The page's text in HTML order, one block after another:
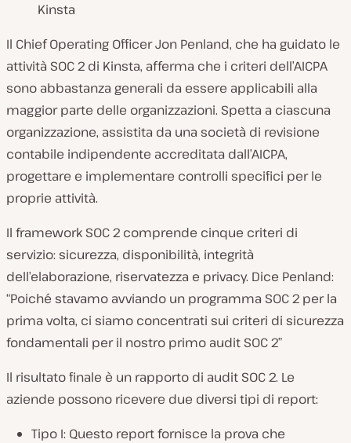
Kinsta
Il Chief Operating Officer Jon Penland, che ha guidato le
attività SOC 2 di Kinsta, afferma che i criteri dell’AICPA
sono abbastanza generali da essere applicabili alla
maggior parte delle organizzazioni. Spetta a ciascuna
organizzazione, assistita da una società di revisione
contabile indipendente accreditata dall’AICPA,
progettare e implementare controlli specifici per le
proprie attività.
Il framework SOC 2 comprende cinque criteri di
servizio: sicurezza, disponibilità, integrità
dell’elaborazione, riservatezza e privacy. Dice Penland:
“Poiché stavamo avviando un programma SOC 2 per la
prima volta, ci siamo concentrati sui criteri di sicurezza
fondamentali per il nostro primo audit SOC 2”
Il risultato finale è un rapporto di audit SOC 2. Le
aziende possono ricevere due diversi tipi di report:
Tipo I: Questo report fornisce la prova che